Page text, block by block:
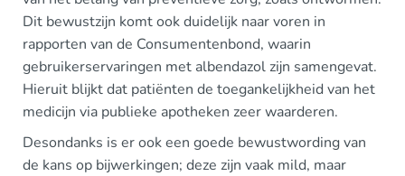
Dit bewustzijn komt ook duidelijk naar voren in
rapporten van de Consumentenbond, waarin
gebruikerservaringen met albendazol zijn samengevat.
Hieruit blijkt dat patiënten de toegankelijkheid van het
medicijn via publieke apotheken zeer waarderen.
Desondanks is er ook een goede bewustwording van
de kans op bijwerkingen; deze zijn vaak mild, maar